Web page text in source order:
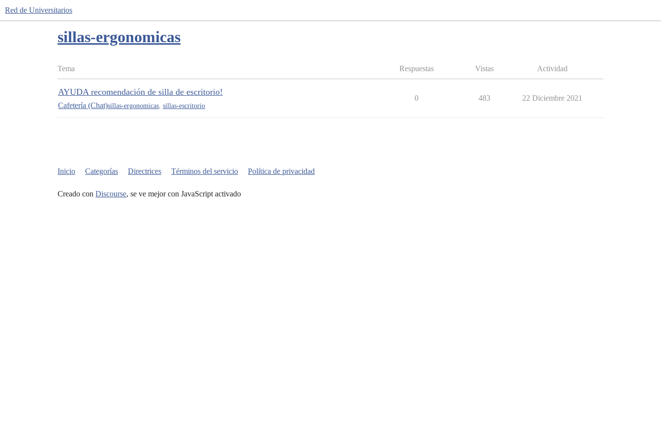
Red de Universitarios
sillas-ergonomicas
Tema Respuestas Vistas Actividad
AYUDA recomendación de silla de escritorio!
Cafetería (Chat)sillas-ergonomicas sillas-escritorio
0 483 22 Diciembre 2021
Inicio Categorías Directrices Términos del servicio Política de privacidad
Creado con Discourse, se ve mejor con JavaScript activado